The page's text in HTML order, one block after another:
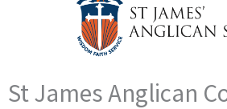
St James Anglican